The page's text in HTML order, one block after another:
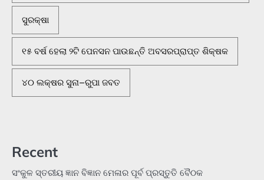
ସୁରକ୍ଷା
୧୫ ବର୍ଷ ହେଲା ୨ଟି ପେନସନ ପାଉଛନ୍ତି ଅବସରପ୍ରାପ୍ତ ଶିକ୍ଷକ
୪୦ ଲକ୍ଷର ସୁନା–ରୁପା ଜବତ
Recent
ସଂକୁଳ ସ୍ତରୀୟ ଜ୍ଞାନ ବିଜ୍ଞାନ ମେଳାର ପୂର୍ବ ପ୍ରସ୍ତୁତି ବୈଠକ